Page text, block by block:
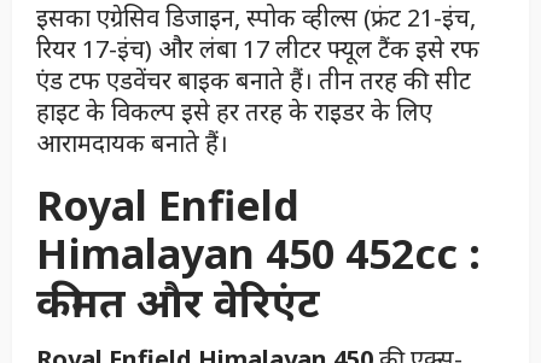
इसका एग्रेसिव डिजाइन, स्पोक व्हील्स (फ्रंट 21-इंच,
रियर 17-इंच) और लंबा 17 लीटर फ्यूल टैंक इसे रफ
एंड टफ एडवेंचर बाइक बनाते हैं। तीन तरह की सीट
हाइट के विकल्प इसे हर तरह के राइडर के लिए
आरामदायक बनाते हैं।
Royal Enfield
Himalayan 450 452cc :
कीमत और वेरिएंट